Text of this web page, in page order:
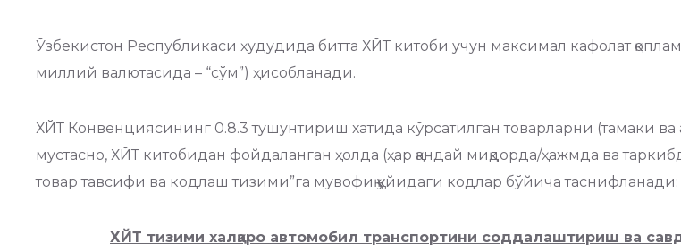
Ўзбекистон Республикаси ҳудудида битта ХЙТ китоби учун максимал кафолат
миллий валютасида – “сўм”) ҳисобланади.
ХЙТ Конвенциясининг 0.8.3 тушунтириш хатида кўрсатилган товарларни (тамаки
мустасно, ХЙТ китобидан фойдаланган ҳолда (ҳар қандай миқдорда/ҳажмда ва
товар тавсифи ва кодлаш тизими”га мувофиқ қуйидаги кодлар бўйича таснифланади:
ХЙТ тизими халқаро автомобил транспортини соддалаштириш ва